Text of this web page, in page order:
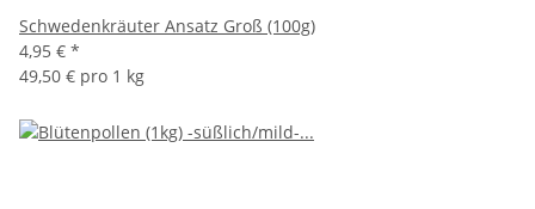
Schwedenkräuter Ansatz Groß (100g)
4,95 € *
49,50 € pro 1 kg